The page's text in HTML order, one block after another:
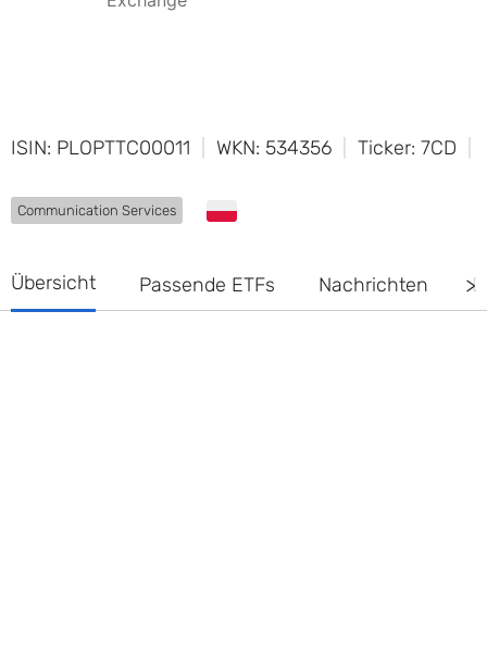
ISIN: PLOPTTC00011 WKN: 534356 Ticker: 7CD
Communication Services
Übersicht Passende ETFs Nachrichten